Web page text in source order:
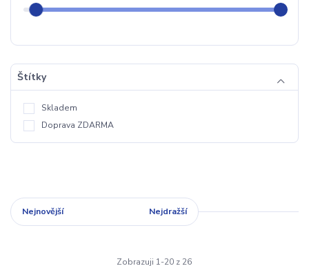
Štítky
Skladem
Doprava ZDARMA
Nejnovější Nejdražší
Zobrazuji 1-20 z 26